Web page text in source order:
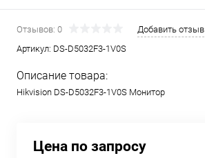
Отзывов: 0
Добавить отзыв
Артикул: DS-D5032F3-1V0S
Описание товара:
Hikvision DS-D5032F3-1V0S Монитор
Цена по запросу